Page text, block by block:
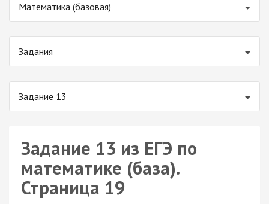
Математика (базовая)
Задания
Задание 13
Задание 13 из ЕГЭ по
математике (база).
Страница 19